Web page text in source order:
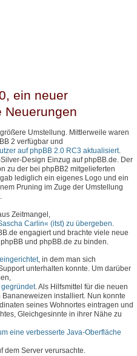
ein neuer
Neuerungen
Umstellung. Mittlerweile waren
2 verfügbar und
auf phpBB 2.0 RC3 aktualisiert.
Design Einzug auf phpBB.de. Der
zu der bei phpBB2 mitgelieferten
lediglich ein eigenes Logo und ein
Pruning im Zuge der Umstellung
Zeitmangel,
Carlin« (itst) zu übergeben
engagiert und brachte viele neue
und phpBB.de zu binden.
, in dem man sich
unterhalten konnte. Um darüber
. Als Hilfsmittel für die neuen
installiert. Nun konnte
seines Wohnortes eintragen und
Gleichgesinnte in ihrer Nähe zu
eine verbesserte Java-Oberfläche
dem Server verursachte.